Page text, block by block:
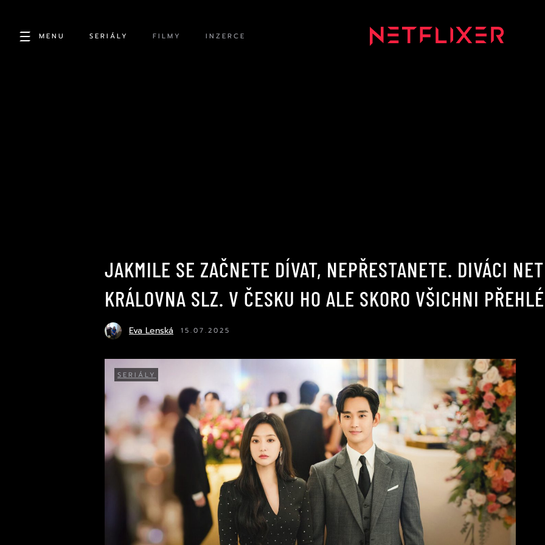
MENU SERIÁLY FILMY INZERCE
JAKMILE SE ZAČNETE DÍVAT, NEPŘESTANETE. DIVÁCI
KRÁLOVNA SLZ. V ČESKU HO ALE SKORO VŠICHNI
Eva Lenská 15.07.2025
SERIÁLY